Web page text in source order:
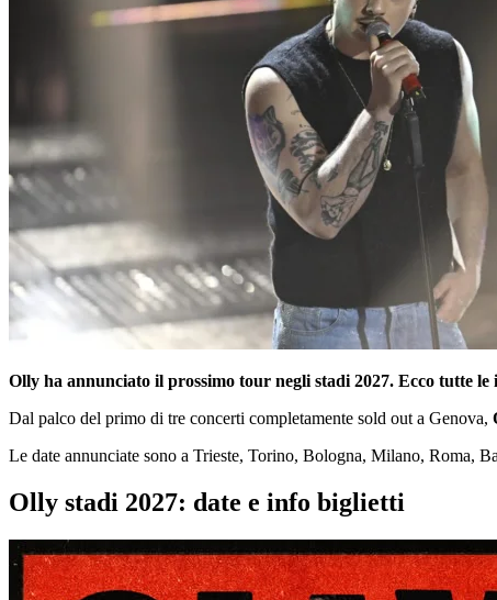
Olly ha annunciato il prossimo tour negli stadi 2027. Ecco tutte le
Dal palco del primo di tre concerti completamente sold out a Genova,
Le date annunciate sono a Trieste, Torino, Bologna, Milano, Roma,
Olly stadi 2027: date e info biglietti